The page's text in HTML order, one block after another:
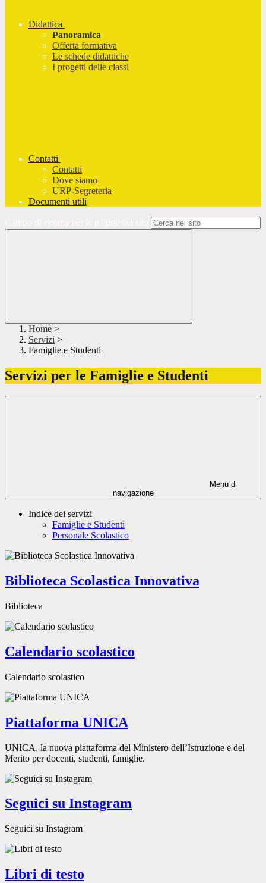
Didattica
Panoramica
Offerta formativa
Le schede didattiche
I progetti delle classi
Contatti
Contatti
Dove siamo
URP-Segreteria
Documenti utili
Home >
Servizi >
Famiglie e Studenti
Servizi per le Famiglie e Studenti
Menu di
navigazione
Indice dei servizi
Famiglie e Studenti
Personale Scolastico
Biblioteca Scolastica Innovativa
Biblioteca
Calendario scolastico
Calendario scolastico
Piattaforma UNICA
UNICA, la nuova piattaforma del Ministero dell’Istruzione e del
Merito per docenti, studenti, famiglie.
Seguici su Instagram
Seguici su Instagram
Libri di testo